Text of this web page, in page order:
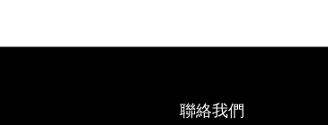
聯絡我們